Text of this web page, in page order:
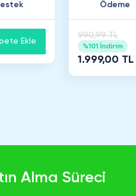
Ekle
Ödeme
990,99 TL
%101 İndirim
1.999,00 TL
Alma Süreci